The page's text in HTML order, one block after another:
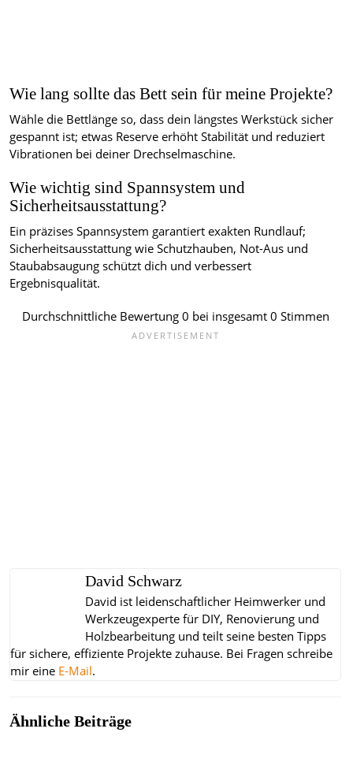
Wie lang sollte das Bett sein für meine Projekte?
Wähle die Bettlänge so, dass dein längstes Werkstück sicher
gespannt ist; etwas Reserve erhöht Stabilität und reduziert
Vibrationen bei deiner Drechselmaschine.
Wie wichtig sind Spannsystem und
Sicherheitsausstattung?
Ein präzises Spannsystem garantiert exakten Rundlauf;
Sicherheitsausstattung wie Schutzhauben, Not-Aus und
Staubabsaugung schützt dich und verbessert
Ergebnisqualität.
Durchschnittliche Bewertung0 bei insgesamt0 Stimmen
David Schwarz
David ist leidenschaftlicher Heimwerker und
Werkzeugexperte für DIY, Renovierung und
Holzbearbeitung und teilt seine besten Tipps
für sichere, effiziente Projekte zuhause. Bei Fragen schreibe
mir eine E-Mail.
Ähnliche Beiträge